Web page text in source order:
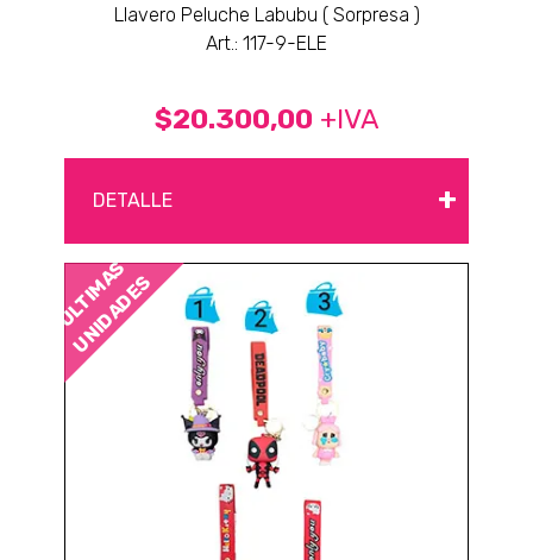
Llavero Peluche Labubu ( Sorpresa )
Art.: 117-9-ELE
$20.300,00 +IVA
DETALLE +
ÚLTIMAS
UNIDADES